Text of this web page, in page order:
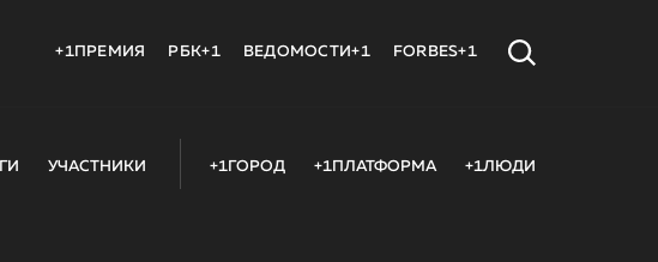
+1ПРЕМИЯ РБК+1 ВЕДОМОСТИ+1 FORBES+1
УЧАСТНИКИ +1ГОРОД +1ПЛАТФОРМА +1ЛЮДИ